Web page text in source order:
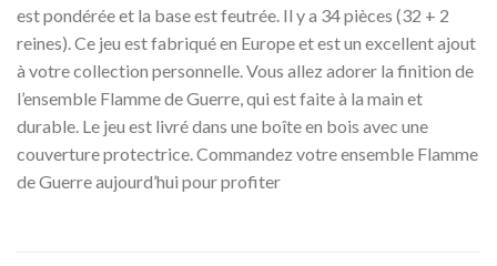
est pondérée et la base est feutrée. Il y a 34 pièces (32 + 2
reines). Ce jeu est fabriqué en Europe et est un excellent ajout
à votre collection personnelle. Vous allez adorer la finition de
l’ensemble Flamme de Guerre, qui est faite à la main et
durable. Le jeu est livré dans une boîte en bois avec une
couverture protectrice. Commandez votre ensemble Flamme
de Guerre aujourd’hui pour profiter